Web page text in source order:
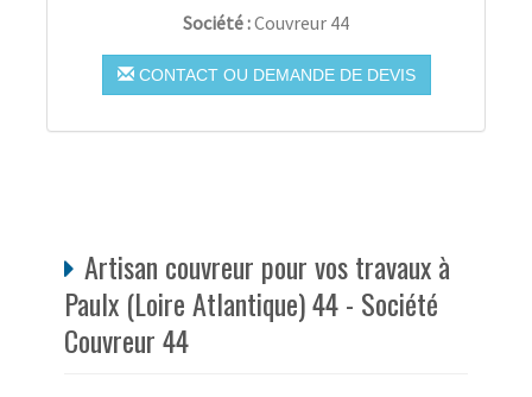
Société :Couvreur 44
CONTACT OU DEMANDE DE DEVIS
Artisan couvreur pour vos travaux à
Paulx (Loire Atlantique) 44 - Société
Couvreur 44